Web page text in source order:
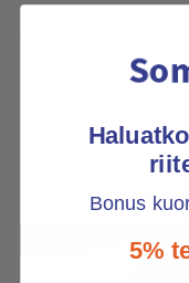
PosiForm-
yhdessä muiden
Yhdistelmähoito
Bonus
5%